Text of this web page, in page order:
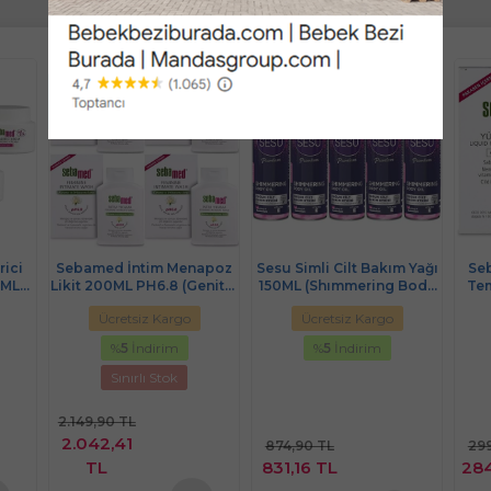
Sebamed İntim Menapoz
Likit 200ML PH6.8 (Genital
Bölge Temizleyici) (4 Lü
Set)
Ücretsiz Kargo
%5 İndirim
Sınırlı Stok
2.149,90 TL
2.042,41
TL
Sesu Simli Cilt Bakım Yağı
150ML (Shımmering Body
Oıl) (5 Li Set)
Ücretsiz Kargo
%5 İndirim
874,90 TL
831,16 TL